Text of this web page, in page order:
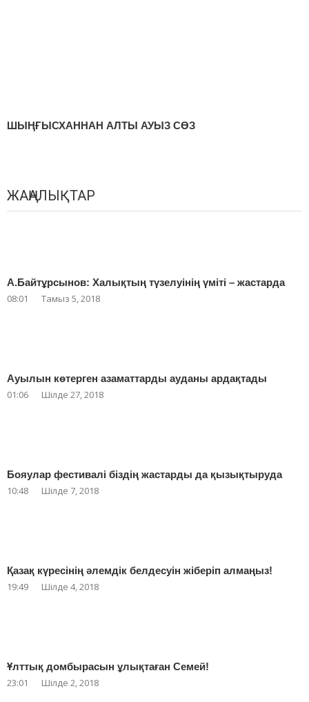
ШЫҢҒЫСХАННАН АЛТЫ АУЫЗ СӨЗ
ЖАҢАЛЫҚТАР
А.Байтұрсынов: Халықтың түзелуінің үміті – жастарда
08:01 Тамыз 5, 2018
Ауылын көтерген азаматтарды ауданы ардақтады
01:06 Шілде 27, 2018
Бояулар фестивалі біздің жастарды да қызықтыруда
10:48 Шілде 7, 2018
Қазақ күресінің әлемдік белдесуін жіберіп алмаңыз!
19:49 Шілде 4, 2018
Ұлттық домбырасын ұлықтаған Семей!
23:01 Шілде 2, 2018